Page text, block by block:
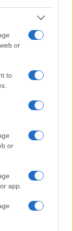
or
to
or
app.
nei musei e